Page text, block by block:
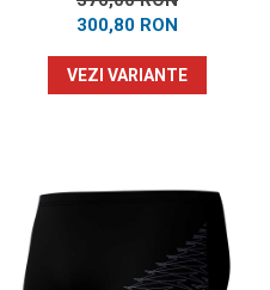
300,80 RON
VEZI VARIANTE